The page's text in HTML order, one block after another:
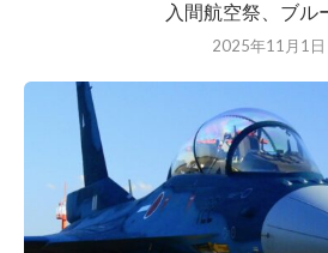
入間航空祭、ブル
2025年11月1日